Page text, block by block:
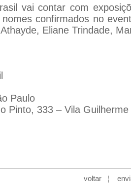
vai contar com
confirmados no
Eliane Trindade,
Paulo
Pinto, 333 – Vila
voltar ¦